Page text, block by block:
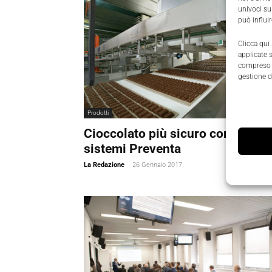
univoci
può
Clicca qui
applicate
gestione
Prodotti
Cioccolato più sicuro con i
sistemi Preventa
La Redazione - 26 Gennaio 2017